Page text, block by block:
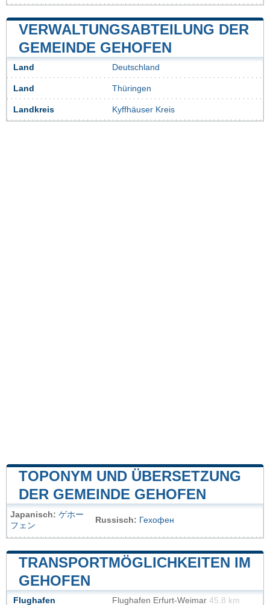
VERWALTUNGSABTEILUNG DER
GEMEINDE GEHOFEN
Land Deutschland
Land Thüringen
Landkreis Kyffhäuser Kreis
TOPONYM UND ÜBERSETZUNG
DER GEMEINDE GEHOFEN
Japanisch: ゲホー
フェン
Russisch: Гехофен
TRANSPORTMÖGLICHKEITEN IM
GEHOFEN
Flughafen Flughafen Erfurt-Weimar 45.8 km